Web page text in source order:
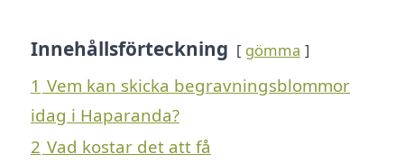
Innehållsförteckning gömma
1 Vem kan skicka begravningsblommor
idag i Haparanda?
2 Vad kostar det att få